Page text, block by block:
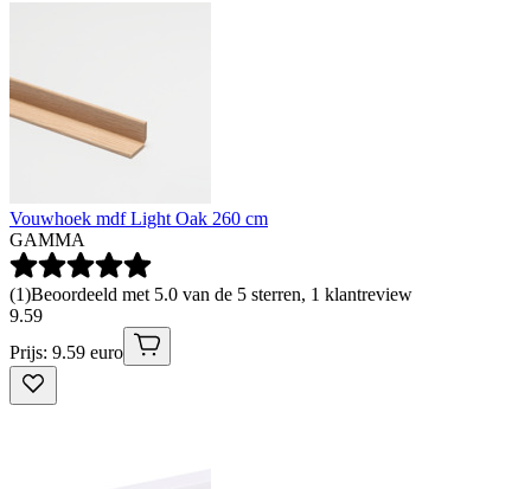
Vouwhoek mdf Light Oak 260 cm
GAMMA
(1)Beoordeeld met 5.0 van de 5 sterren, 1 klantreview
9.59
Prijs: 9.59 euro